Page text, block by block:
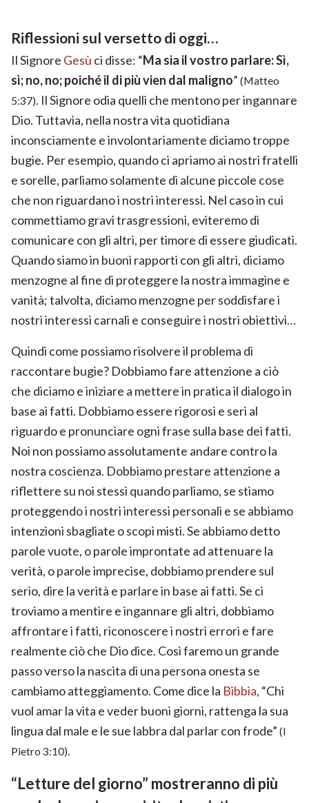
Riflessioni sul versetto di oggi…
Il Signore Gesù ci disse: “Ma sia il vostro parlare: Sì,
sì; no, no; poiché il di più vien dal maligno” (Matteo
5:37). Il Signore odia quelli che mentono per ingannare
Dio. Tuttavia, nella nostra vita quotidiana
inconsciamente e involontariamente diciamo troppe
bugie. Per esempio, quando ci apriamo ai nostri fratelli
e sorelle, parliamo solamente di alcune piccole cose
che non riguardano i nostri interessi. Nel caso in cui
commettiamo gravi trasgressioni, eviteremo di
comunicare con gli altri, per timore di essere giudicati.
Quando siamo in buoni rapporti con gli altri, diciamo
menzogne al fine di proteggere la nostra immagine e
vanità; talvolta, diciamo menzogne per soddisfare i
nostri interessi carnali e conseguire i nostri obiettivi…
Quindi come possiamo risolvere il problema di
raccontare bugie? Dobbiamo fare attenzione a ciò
che diciamo e iniziare a mettere in pratica il dialogo in
base ai fatti. Dobbiamo essere rigorosi e seri al
riguardo e pronunciare ogni frase sulla base dei fatti.
Noi non possiamo assolutamente andare contro la
nostra coscienza. Dobbiamo prestare attenzione a
riflettere su noi stessi quando parliamo, se stiamo
proteggendo i nostri interessi personali e se abbiamo
intenzioni sbagliate o scopi misti. Se abbiamo detto
parole vuote, o parole improntate ad attenuare la
verità, o parole imprecise, dobbiamo prendere sul
serio, dire la verità e parlare in base ai fatti. Se ci
troviamo a mentire e ingannare gli altri, dobbiamo
affrontare i fatti, riconoscere i nostri errori e fare
realmente ciò che Dio dice. Così faremo un grande
passo verso la nascita di una persona onesta se
cambiamo atteggiamento. Come dice la Bibbia, “Chi
vuol amar la vita e veder buoni giorni, rattenga la sua
lingua dal male e le sue labbra dal parlar con frode” (I
Pietro 3:10).
“Letture del giorno” mostreranno di più